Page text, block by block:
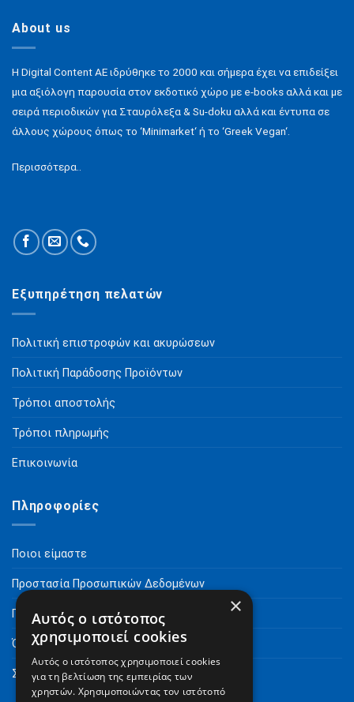
About us
H Digital Content ΑΕ ιδρύθηκε το 2000 και σήμερα έχει να επιδείξει
μια αξιόλογη παρουσία στον εκδοτικό χώρο με e-books αλλά και με
σειρά περιοδικών για Σταυρόλεξα & Su-doku αλλά και έντυπα σε
άλλους χώρους όπως το ‘Minimarket‘ ή το ‘Greek Vegan‘.
Περισσότερα..
Εξυπηρέτηση πελατών
Πολιτική επιστροφών και ακυρώσεων
Πολιτική Παράδοσης Προϊόντων
Τρόποι αποστολής
Τρόποι πληρωμής
Επικοινωνία
Πληροφορίες
Ποιοι είμαστε
Προστασία Προσωπικών Δεδομένων
Πνευματικά Δικαιώματα
Όροι Χρήσης
Συχνές Ερωτήσεις
×
Αυτός ο ιστότοπος
χρησιμοποιεί cookies
Αυτός ο ιστότοπος χρησιμοποιεί cookies
για τη βελτίωση της εμπειρίας των
χρηστών. Χρησιμοποιώντας τον ιστότοπό